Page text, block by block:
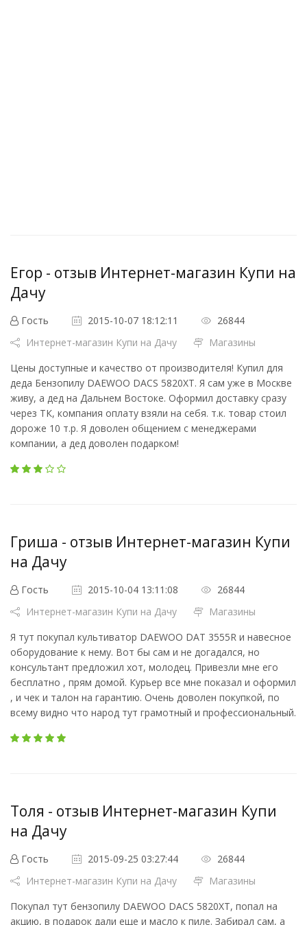
Егор - отзыв Интернет-магазин Купи на
Дачу
Гость 2015-10-07 18:12:11
26844
Интернет-магазин Купи на Дачу
Магазины
Цены доступные и качество от производителя! Купил для
деда Бензопилу DAEWOO DACS 5820XT. Я сам уже в Москве
живу, а дед на Дальнем Востоке. Оформил доставку сразу
через ТК, компания оплату взяли на себя. т.к. товар стоил
дороже 10 т.р. Я доволен общением с менеджерами
компании, а дед доволен подарком!
Гриша - отзыв Интернет-магазин Купи
на Дачу
Гость 2015-10-04 13:11:08
26844
Интернет-магазин Купи на Дачу
Магазины
Я тут покупал культиватор DAEWOO DAT 3555R и навесное
оборудование к нему. Вот бы сам и не догадался, но
консультант предложил хот, молодец. Привезли мне его
бесплатно , прям домой. Курьер все мне показал и оформил
, и чек и талон на гарантию. Очень доволен покупкой, по
всему видно что народ тут грамотный и профессиональный.
Толя - отзыв Интернет-магазин Купи
на Дачу
Гость 2015-09-25 03:27:44
26844
Интернет-магазин Купи на Дачу
Магазины
Покупал тут бензопилу DAEWOO DACS 5820XT, попал на
акцию, в подарок дали еще и масло к пиле. Забирал сам, а